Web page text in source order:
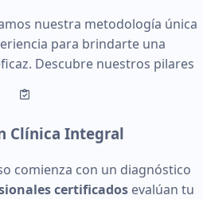
nuestra metodología única
para brindarte una
Descubre nuestros pilares
Clínica Integral
comienza con un diagnóstico
certificados evalúan tu